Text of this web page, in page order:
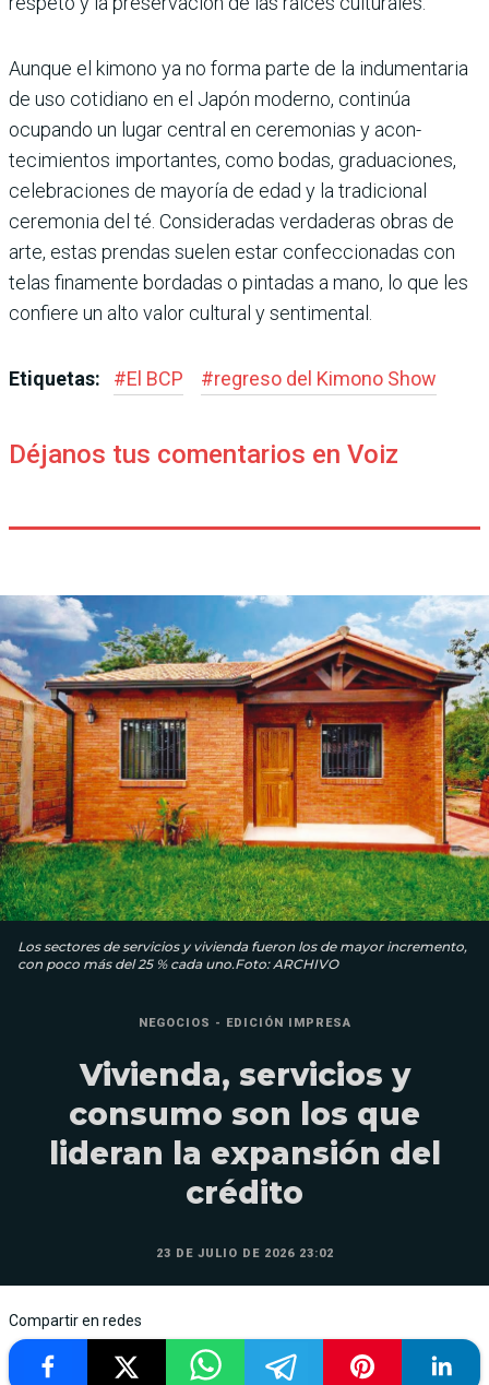
Aunque el kimono ya no forma parte de la indumen­taria
de uso cotidiano en el Japón moderno, conti­núa
ocupando un lugar cen­tral en ceremonias y acon­
tecimientos importantes, como bodas, graduaciones,
celebraciones de mayoría de edad y la tradicional
ceremo­nia del té. Consideradas ver­daderas obras de
arte, estas prendas suelen estar con­feccionadas con
telas fina­mente bordadas o pintadas a mano, lo que les
confiere un alto valor cultural y sen­timental.
Etiquetas: #El BCP #regreso del Kimono Show
Déjanos tus comentarios en Voiz
Los sectores de servicios y vivienda fueron los de mayor incremento,
con poco más del 25 % cada uno.Foto: ARCHIVO
NEGOCIOS - EDICIÓN IMPRESA
Vivienda, servicios y
consumo son los que
lideran la expansión del
crédito
23 DE JULIO DE 2026 23:02
Compartir en redes